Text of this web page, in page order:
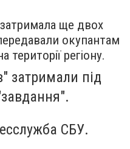
ще двох
окупантам
території регіону.
затримали під
СБУ.